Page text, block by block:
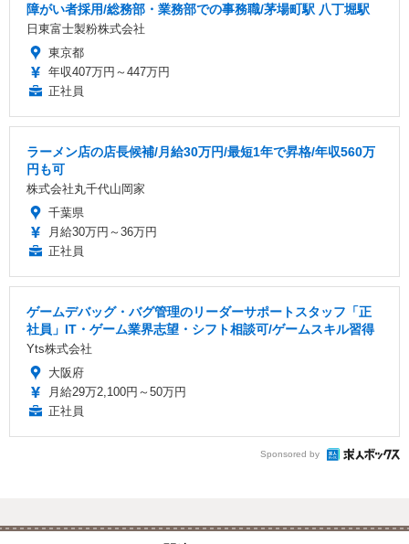
障がい者採用/総務部・業務部での事務職/茅場町駅 八丁堀駅
日東富士製粉株式会社
東京都
年収407万円～447万円
正社員
ラーメン店の店長候補/月給30万円/最短1年で昇格/年収560万
円も可
株式会社丸千代山岡家
千葉県
月給30万円～36万円
正社員
ゲームデバッグ・バグ管理のリーダーサポートスタッフ「正
社員」IT・ゲーム業界志望・シフト相談可/ゲームスキル習得
Yts株式会社
大阪府
月給29万2,100円～50万円
正社員
Sponsored by